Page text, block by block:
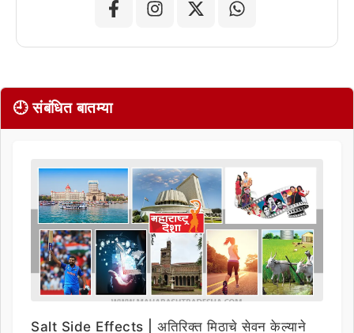
🕘 संबंधित बातम्या
Salt Side Effects | अतिरिक्त मिठाचे सेवन केल्याने